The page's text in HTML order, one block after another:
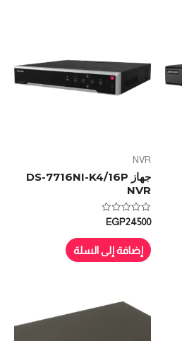
NVR
جهاز DS-7716NI-K4/16P
NVR
تم
التقييم
من
5
EGP24500
إضافة إلى السلة